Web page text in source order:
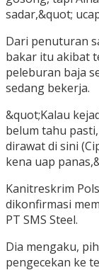
sadar,&quot;
Dari penuturan
bakar itu akibat
peleburan baja
sedang bekerja.
&quot;Kalau
belum tahu
dirawat di sini
kena uap
Kanitreskrim
dikonfirmasi
PT SMS Steel.
Dia mengaku,
pengecekan ke